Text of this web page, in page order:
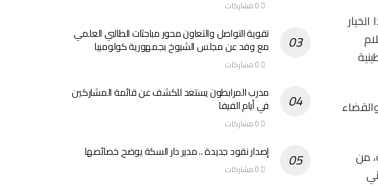
من
تقوية التواصل والتعاون محور مباحثات الطالبي العلمي
مع وفد عن مجلس الشيوخ بجمهورية كولومبيا
مدرب المرابطون يستعد للكشف عن قائمة المشاركين
في أيام الفيفا
إصدار نقود جديدة .. مدير دار السكة يوضح خصائصها